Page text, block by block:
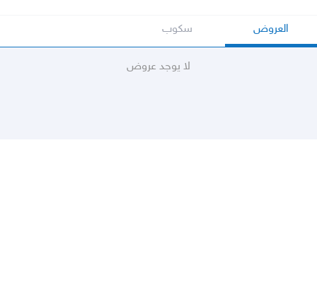
العروض سكوب
لا يوجد عروض